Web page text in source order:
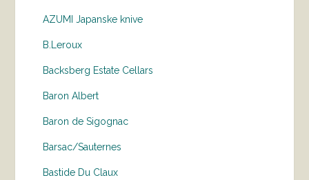
AZUMI Japanske knive
B.Leroux
Backsberg Estate Cellars
Baron Albert
Baron de Sigognac
Barsac/Sauternes
Bastide Du Claux